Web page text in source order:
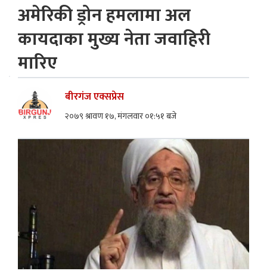
अमेरिकी ड्रोन हमलामा अल
कायदाका मुख्य नेता जवाहिरी
मारिए
बीरगंज एक्सप्रेस
२०७९ श्रावण १७, मंगलवार ०१:५१ बजे